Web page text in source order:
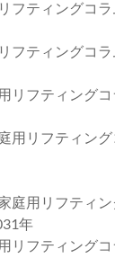
ティングコラ
ティングコラ
フティングコ
リフティング
用リフティン
年
フティングコ